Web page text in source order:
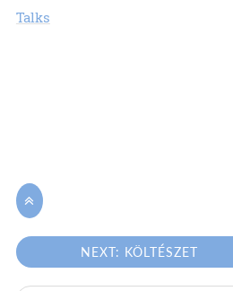
Talks

NEXT: KÖLTÉSZET